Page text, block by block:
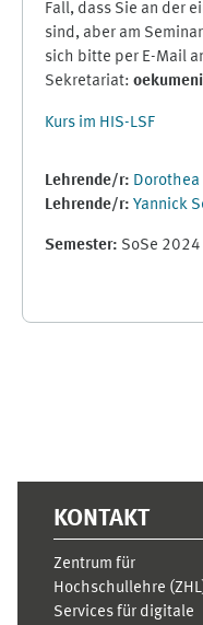
Fall, dass Sie an der
sind, aber am
sich bitte per E-Mail
Sekretariat:
Kurs im HIS-LSF
Lehrende/r:
Lehrende/r: Yannick
Semester: SoSe 2024
KONTAKT
Zentrum für
Hochschullehre
Services für digitale